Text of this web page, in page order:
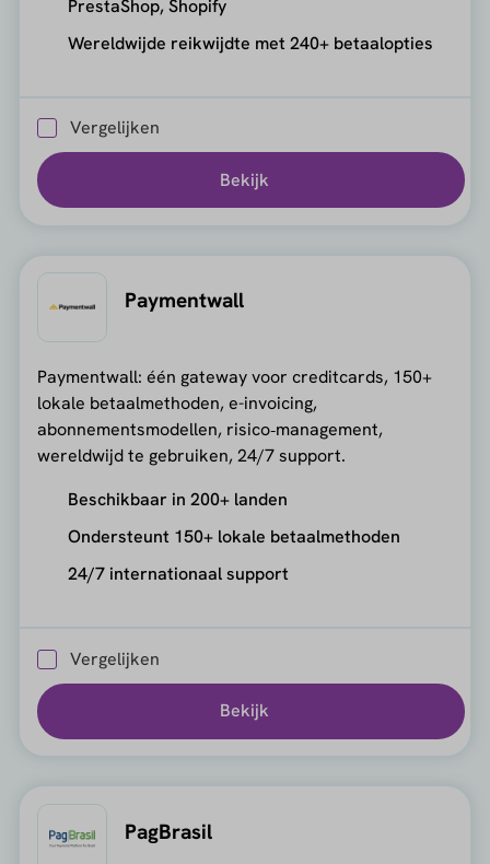
PrestaShop, Shopify
Wereldwijde reikwijdte met 240+ betaalopties
Vergelijken
Bekijk
Paymentwall
Paymentwall: één gateway voor creditcards, 150+
lokale betaalmethoden, e-invoicing,
abonnementsmodellen, risico‑management,
wereldwijd te gebruiken, 24/7 support.
Beschikbaar in 200+ landen
Ondersteunt 150+ lokale betaalmethoden
24/7 internationaal support
Vergelijken
Bekijk
PagBrasil